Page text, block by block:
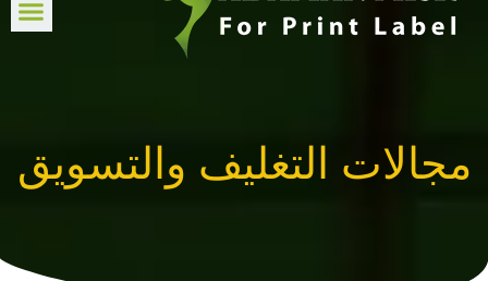
مجالات التغليف والتسويق